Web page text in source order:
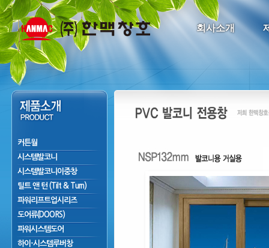
커튼월
시스템발코니
시스템발코니이중창
틸트 앤 턴 (Tilt & Turn)
파워리프트업시리즈
도어류(DOORS)
파워시스템도어
하이-시스템루버창
회사소개